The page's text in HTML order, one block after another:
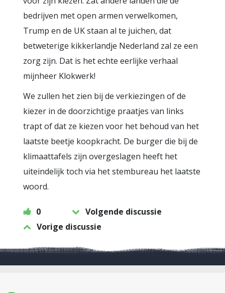
bedrijven met open armen verwelkomen,
Trump en de UK staan al te juichen, dat
betweterige kikkerlandje Nederland zal ze een
zorg zijn. Dat is het echte eerlijke verhaal
mijnheer Klokwerk!
We zullen het zien bij de verkiezingen of de
kiezer in de doorzichtige praatjes van links
trapt of dat ze kiezen voor het behoud van het
laatste beetje koopkracht. De burger die bij de
klimaattafels zijn overgeslagen heeft het
uiteindelijk toch via het stembureau het laatste
woord.
0
Volgende discussie
Vorige discussie